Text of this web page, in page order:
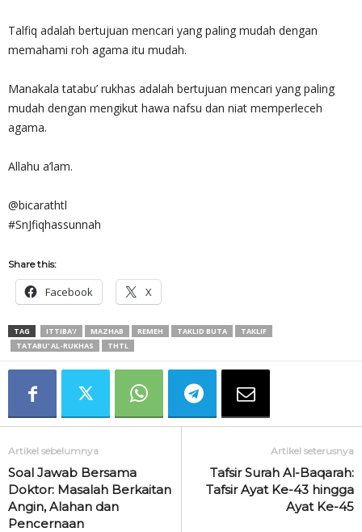
Talfiq adalah bertujuan mencari yang paling mudah dengan
memahami roh agama itu mudah.
Manakala tatabu’ rukhas adalah bertujuan mencari yang paling
mudah dengan mengikut hawa nafsu dan niat memperleceh
agama.
Allahu a’lam.
@bicarathtl
#SnJfiqhassunnah
Share this:
Facebook X
TAG ITTIBA'/ MAZHAB REMEH TAKLID BUTA
TAKLIF
TATABU' AL-RUKHAS
THTL
Artikel sebelumnya
Soal Jawab Bersama
Doktor: Masalah Berkaitan
Angin, Alahan dan
Pencernaan
Artikel seterusnya
Tafsir Surah Al-Baqarah:
Tafsir Ayat Ke-43 hingga
Ayat Ke-45